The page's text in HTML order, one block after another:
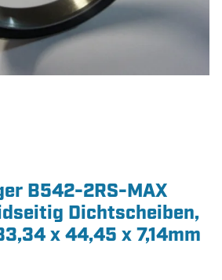
B542-2RS-MAX
Dichtscheiben,
x 44,45 x 7,14mm